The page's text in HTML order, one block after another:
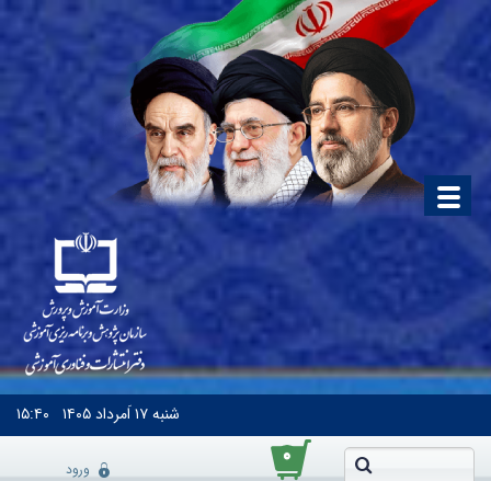
شنبه۱۷ اَمرداد ۱۴۰۵ ۱۵:۴۰
۰
ورود